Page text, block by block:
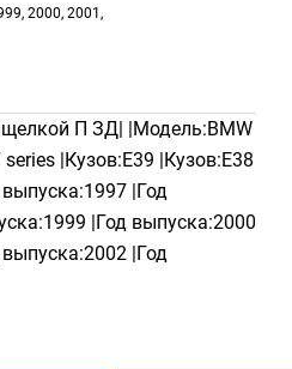
2000, 2001,
П ЗД| |Модель:BMW
|Кузов:E39 |Кузов:E38
|Год
|Год выпуска:2000
|Год